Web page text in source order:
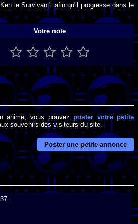
le Survivant" afin qu'il progresse dans le
Votre note
animé, vous pouvezposter votre petite
souvenirs des visiteurs du site.
Poster une petite annonce